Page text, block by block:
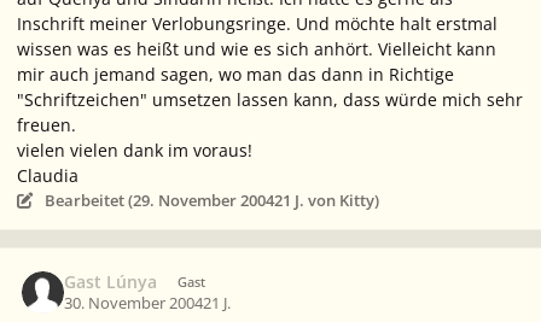
Inschrift meiner Verlobungsringe. Und möchte halt erstmal
wissen was es heißt und wie es sich anhört. Vielleicht kann
mir auch jemand sagen, wo man das dann in Richtige
"Schriftzeichen" umsetzen lassen kann, dass würde mich sehr
freuen.
vielen vielen dank im voraus!
Claudia
Bearbeitet (29. November 200421 J. von Kitty)
Gast Lúnya Gast
30. November 200421 J.